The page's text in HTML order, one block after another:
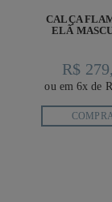
CALÇA
ELÃ
R$
ou em 6x de